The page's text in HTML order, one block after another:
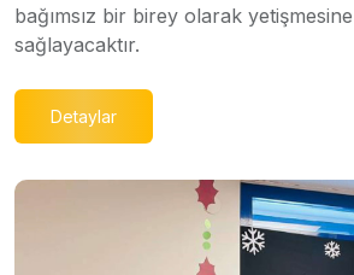
bağımsız bir birey olarak yetişmesine
sağlayacaktır.
Detaylar